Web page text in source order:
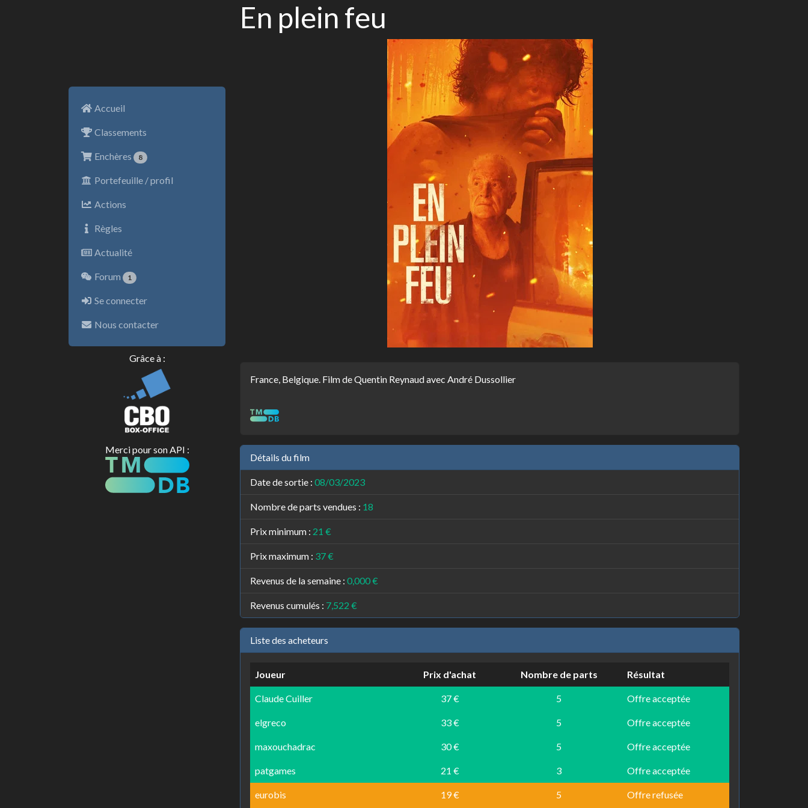
Accueil
Classements
Enchères 8
Portefeuille / profil
Actions
Règles
Actualité
Forum 1
Se connecter
Nous contacter
Grâce à :
Merci pour son API :
En plein feu
France, Belgique. Film de Quentin Reynaud avec André Dussollier
Détails du film
Date de sortie : 08/03/2023
Nombre de parts vendues : 18
Prix minimum : 21 €
Prix maximum : 37 €
Revenus de la semaine : 0,000 €
Revenus cumulés : 7,522 €
Liste des acheteurs
Joueur Prix d'achat Nombre de parts Résultat
Claude Cuiller 37 € 5 Offre acceptée
elgreco 33 € 5 Offre acceptée
maxouchadrac 30 € 5 Offre acceptée
patgames 21 € 3 Offre acceptée
eurobis 19 € 5 Offre refusée